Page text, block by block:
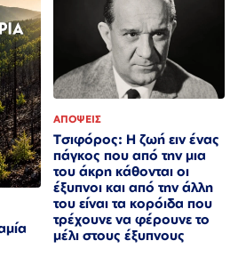
ΑΠΟΨΕΙΣ
Τσιφόρος: Η ζωή ειν ένας
πάγκος που από την μια
του άκρη κάθονται οι
έξυπνοι και από την άλλη
του είναι τα κορόιδα που
τρέχουνε να φέρουνε το
μέλι στους έξυπνους